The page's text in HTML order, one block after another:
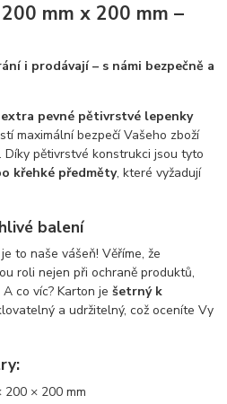
mm x 200 mm –
i prodávají – s námi bezpečně a
pevné pětivrstvé lepenky
maximální bezpečí Vašeho zboží
Díky pětivrstvé konstrukci jsou tyto
křehké předměty, které vyžadují
balení
to naše vášeň! Věříme, že
roli nejen při ochraně produktů,
co víc? Karton ješetrný k
a udržitelný, což oceníte Vy
200 × 200 mm